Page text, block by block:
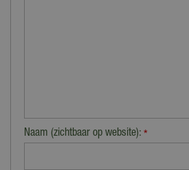
Naam (zichtbaar op website): *